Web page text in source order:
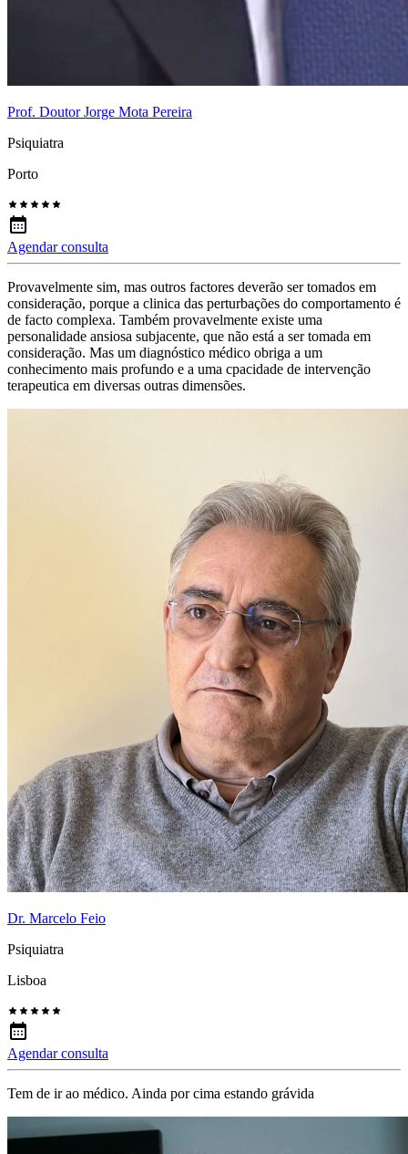
Prof. Doutor Jorge Mota Pereira
Psiquiatra
Porto
Agendar consulta
Provavelmente sim, mas outros factores deverão ser tomados em
consideração, porque a clinica das perturbações do comportamento é
de facto complexa. Também provavelmente existe uma
personalidade ansiosa subjacente, que não está a ser tomada em
consideração. Mas um diagnóstico médico obriga a um
conhecimento mais profundo e a uma cpacidade de intervenção
terapeutica em diversas outras dimensões.
Dr. Marcelo Feio
Psiquiatra
Lisboa
Agendar consulta
Tem de ir ao médico. Ainda por cima estando grávida